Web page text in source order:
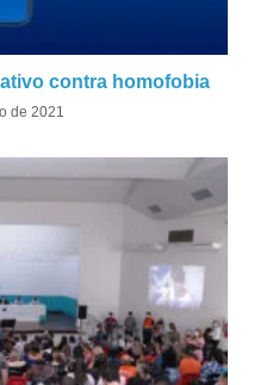
contra homofobia
de 2021